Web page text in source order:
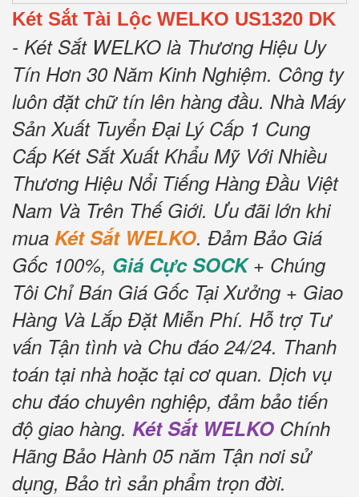
Két Sắt Tài Lộc WELKO US1320 DK
- Két Sắt WELKO là Thương Hiệu Uy
Tín Hơn 30 Năm Kinh Nghiệm. Công ty
luôn đặt chữ tín lên hàng đầu. Nhà Máy
Sản Xuất Tuyển Đại Lý Cấp 1 Cung
Cấp Két Sắt Xuất Khẩu Mỹ Với Nhiều
Thương Hiệu Nổi Tiếng Hàng Đầu Việt
Nam Và Trên Thế Giới. Ưu đãi lớn khi
mua Két Sắt WELKO. Đảm Bảo Giá
Gốc 100%, Giá Cực SOCK+ Chúng
Tôi Chỉ Bán Giá Gốc Tại Xưởng + Giao
Hàng Và Lắp Đặt Miễn Phí. Hỗ trợ Tư
vấn Tận tình và Chu đáo 24/24. Thanh
toán tại nhà hoặc tại cơ quan. Dịch vụ
chu đáo chuyên nghiệp, đảm bảo tiến
độ giao hàng. Két Sắt WELKO Chính
Hãng Bảo Hành 05 năm Tận nơi sử
dụng, Bảo trì sản phẩm trọn đời.